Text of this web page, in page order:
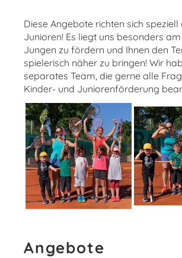
Diese Angebote richten sich
Junioren! Es liegt uns besonders
Jungen zu fördern und Ihnen den
spielerisch näher zu bringen! Wir
separates Team, die gerne alle
Kinder- und Juniorenförderung
Angebote